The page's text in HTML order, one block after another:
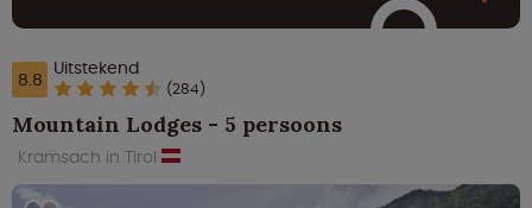
8.8 Uitstekend
(284)
Mountain Lodges - 5 persoons
Kramsach in Tirol